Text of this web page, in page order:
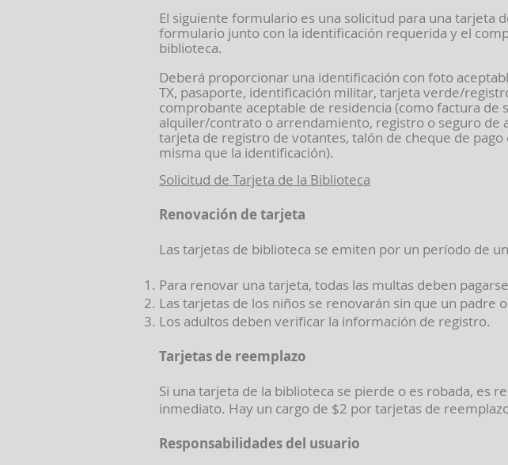
El siguiente formulario es una solicitud para una
formulario junto con la identificación requerida y el
biblioteca.
Deberá proporcionar una identificación con foto
TX, pasaporte, identificación militar, tarjeta verde/
comprobante aceptable de residencia (como factura
alquiler/contrato o arrendamiento, registro o seguro de
tarjeta de registro de votantes, talón de cheque de
misma que la identificación).
Solicitud de Tarjeta de la Biblioteca
Renovación de tarjeta
Las tarjetas de biblioteca se emiten por un período de
Para renovar una tarjeta, todas las multas deben
Las tarjetas de los niños se renovarán sin que un padre
Los adultos deben verificar la información de registro.
Tarjetas de reemplazo
Si una tarjeta de la biblioteca se pierde o es robada, es
inmediato. Hay un cargo de $2 por tarjetas de
Responsabilidades del usuario